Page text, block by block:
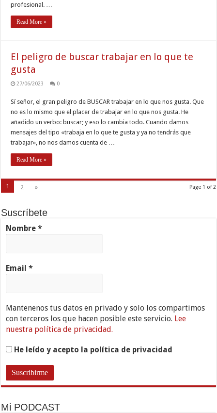
profesional. …
Read More »
El peligro de buscar trabajar en lo que te
gusta
27/06/2023 0
Sí señor, el gran peligro de BUSCAR trabajar en lo que nos gusta. Que
no es lo mismo que el placer de trabajar en lo que nos gusta. He
añadido un verbo: buscar; y eso lo cambia todo. Cuando damos
mensajes del tipo «trabaja en lo que te gusta y ya no tendrás que
trabajar», no nos damos cuenta de …
Read More »
Page 1 of 2
1 2 »
Suscríbete
Nombre*
Email*
Mantenenos tus datos en privado y solo los compartimos
con terceros los que hacen posible este servicio. Lee
nuestra política de privacidad.
He leído y acepto la política de privacidad
Mi PODCAST